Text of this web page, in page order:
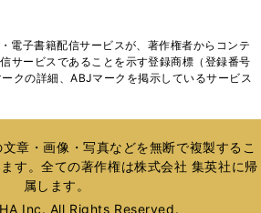
く
ド
ウ
で
ィ
ン
ド
開
く
電子書籍配信サービスが、著作権者からコンテ
サービスであることを示す登録商標（登録番号
クの詳細、ABJマークを掲示しているサービス
章・画像・写真などを無断で複製するこ
す。全ての著作権は株式会社 集英社に帰
属します。
Inc. All Rights Reserved.